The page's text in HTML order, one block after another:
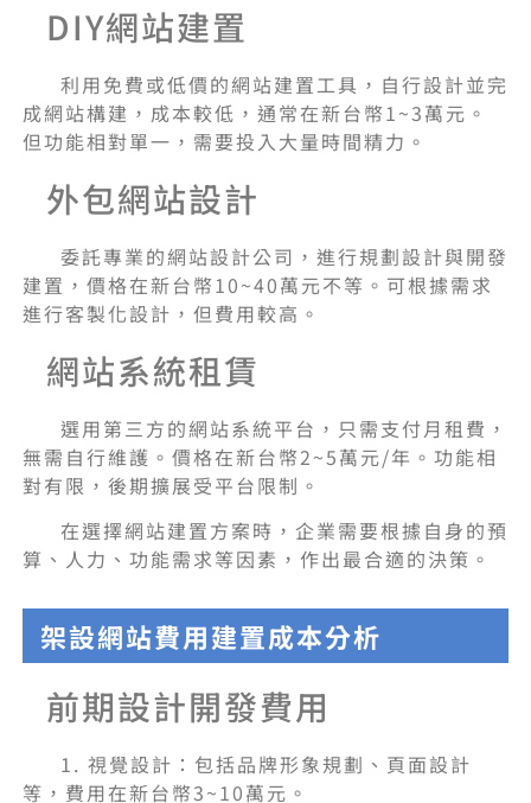
DIY網站建置
利用免費或低價的網站建置工具，自行設計並完
成網站構建，成本較低，通常在新台幣1~3萬元。
但功能相對單一，需要投入大量時間精力。
外包網站設計
委託專業的網站設計公司，進行規劃設計與開發
建置，價格在新台幣10~40萬元不等。可根據需求
進行客製化設計，但費用較高。
網站系統租賃
選用第三方的網站系統平台，只需支付月租費，
無需自行維護。價格在新台幣2~5萬元/年。功能相
對有限，後期擴展受平台限制。
在選擇網站建置方案時，企業需要根據自身的預
算、人力、功能需求等因素，作出最合適的決策。
架設網站費用建置成本分析
前期設計開發費用
1. 視覺設計：包括品牌形象規劃、頁面設計
等，費用在新台幣3~10萬元。